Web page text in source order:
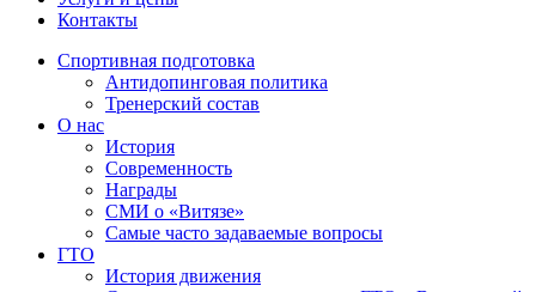
Контакты
Спортивная подготовка
Антидопинговая политика
Тренерский состав
О нас
История
Современность
Награды
СМИ о «Витязе»
Самые часто задаваемые вопросы
ГТО
История движения